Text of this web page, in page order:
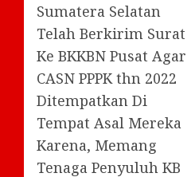
Sumatera Selatan
Telah Berkirim Surat
Ke BKKBN Pusat Agar
CASN PPPK thn 2022
Ditempatkan Di
Tempat Asal Mereka
Karena, Memang
Tenaga Penyuluh KB